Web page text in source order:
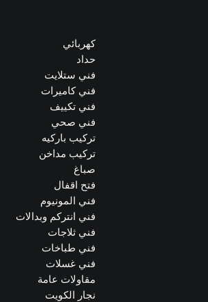
كهربائي
حداد
فني ستلايت
فني كاميرات
فني تكييف
فني صحي
تركيب باركيه
تركيب مداخن
صباغ
فتح اقفال
فني المونيوم
فني انتركم وبدالات
فني ثلاجات
فني طباخات
فني غسلات
مقاولات عامة
نجار الكويت